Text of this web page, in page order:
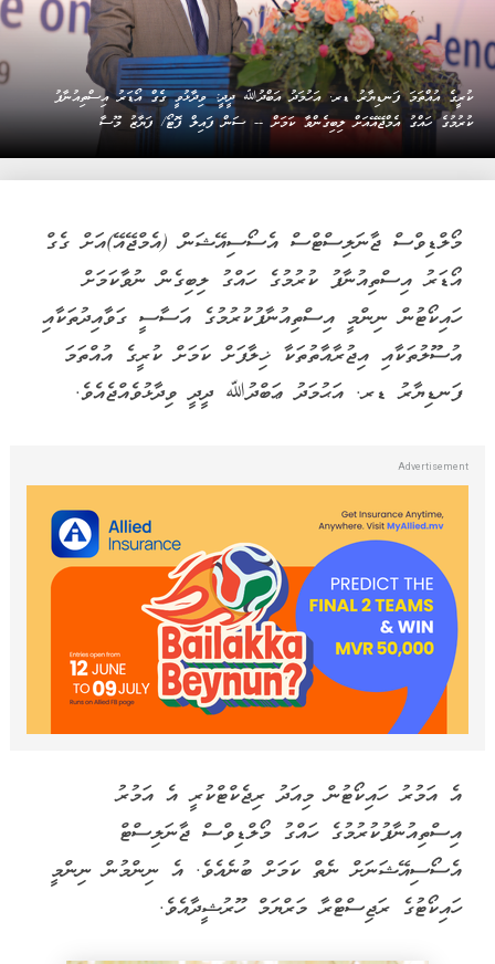
ކުރީގެ އުއްތަމަ ފަނޑިޔާރު ޑރ. އަހުމަދު އަބްދުﷲ ދީދީ: ވިދާޅުވީ ގެގް އޯޑަރު އިސްތިއުނާފު
ކުރުމުގެ ހައްގު އެމްޖޭއޭއަށް ލިބިގެންވާ ކަމަށް -- ސަން ފައިލް ފޮޓޯ/ ފަޔާޒު މޫސާ
މޯލްޑިވްސް ޖާނަލިސްޓްސް އެސޯސިއޭޝަން (އެމްޖޭއޭ)އަށް ގެގް
އޯޑަރު އިސްތިއުނާފު ކުރުމުގެ ހައްގު ލިބިގެން ނުވާކަމަށް
ހައިކޯޓުން ނިންމީ އިސްތިއުނާފުކުރުމުގެ އަސާސީ ގަވާއިދުތަކާއި
އުސޫލުތަކާއި އިޖުރާއާތުތަކާ ޚިލާފަށް ކަމަށް ކުރީގެ އުއްތަމަ
ފަނޑިޔާރު ޑރ. އަޙުމަދު ޢަބްދުﷲ ދީދީ ވިދާޅުވެއްޖެއެވެ.
އެ އަމުރު ހައިކޯޓުން މިއަދު ރިޖެކްޓްކުރީ އެ އަމުރު
އިސްތިއުނާފުކުރުމުގެ ހައްގު މޯލްޑިވްސް ޖާނަލިސްޓް
އެސޯސިއޭޝަނަށް ނެތް ކަމަށް ބުނެއެވެ. އެ ނިންމުން ނިންމީ
ހައިކޯޓުގެ ރަޖިސްޓްރާ މަރްޔަމް ހޫރުޝީދާއެވެ.